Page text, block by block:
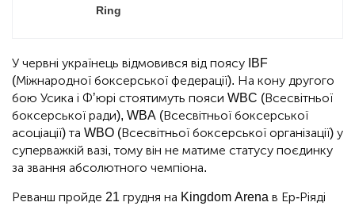
Ring
У червні українець відмовився від поясу IBF
(Міжнародної боксерської федерації). На кону другого
бою Усика і Фʼюрі стоятимуть пояси WBC (Всесвітньої
боксерської ради), WBA (Всесвітньої боксерської
асоціації) та WBO (Всесвітньої боксерської організації) у
суперважкій вазі, тому він не матиме статусу поєдинку
за звання абсолютного чемпіона.
Реванш пройде 21 грудня на Kingdom Arena в Ер-Ріяді